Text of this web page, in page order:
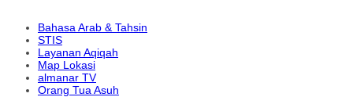
Bahasa Arab & Tahsin
STIS
Layanan Aqiqah
Map Lokasi
almanar TV
Orang Tua Asuh